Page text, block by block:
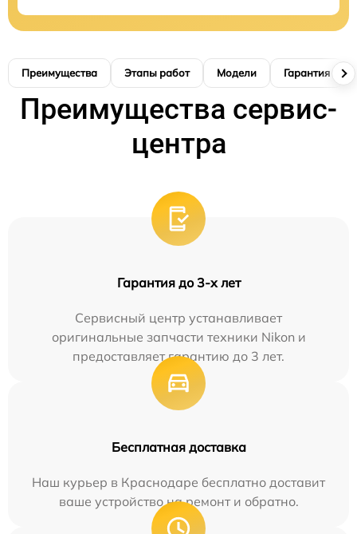
Преимущества Этапы работ Модели Гарантия
Преимущества сервис-
центра
Гарантия до 3-х лет
Сервисный центр устанавливает
оригинальные запчасти техники Nikon и
предоставляет гарантию до 3 лет.
Бесплатная доставка
Наш курьер в Краснодаре бесплатно доставит
ваше устройство на ремонт и обратно.